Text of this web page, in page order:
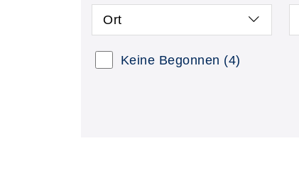
Ort
Keine Begonnen (4)